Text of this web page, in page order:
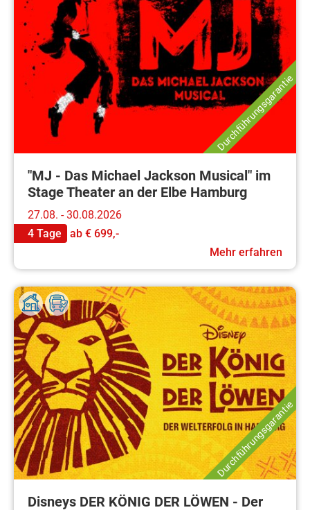
Durchführungsgarantie
"MJ - Das Michael Jackson Musical" im
Stage Theater an der Elbe Hamburg
27.08. - 30.08.2026
4 Tage
ab € 699,-
Mehr erfahren
Durchführungsgarantie
Disneys DER KÖNIG DER LÖWEN - Der